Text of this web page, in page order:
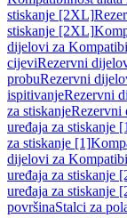
stiskanje [2XL]
stiskanje [2XL]
dijelovi za
cijeviRezervni
probuRezervni
ispitivanjeRezervni
za stiskanjeRezervni
uređaja za stiskanje
za stiskanje [1]
dijelovi za
uređaja za stiskanje
uređaja za stiskanje
površinaStalci za